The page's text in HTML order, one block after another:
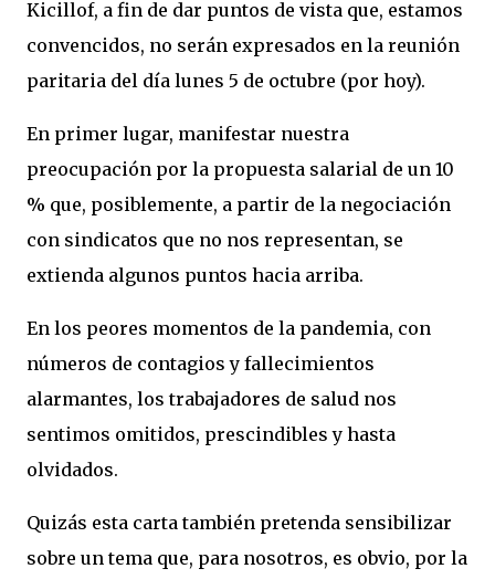
Kicillof, a fin de dar puntos de vista que, estamos
convencidos, no serán expresados en la reunión
paritaria del día lunes 5 de octubre (por hoy).
En primer lugar, manifestar nuestra
preocupación por la propuesta salarial de un 10
% que, posiblemente, a partir de la negociación
con sindicatos que no nos representan, se
extienda algunos puntos hacia arriba.
En los peores momentos de la pandemia, con
números de contagios y fallecimientos
alarmantes, los trabajadores de salud nos
sentimos omitidos, prescindibles y hasta
olvidados.
Quizás esta carta también pretenda sensibilizar
sobre un tema que, para nosotros, es obvio, por la